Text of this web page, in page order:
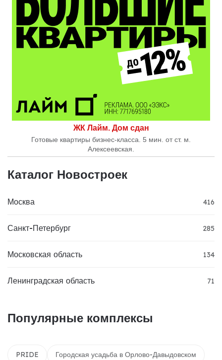
ЖК Лайм. Дом сдан
Готовые квартиры бизнес-класса. 5 мин. от ст. м.
Алексеевская.
Каталог Новостроек
Москва 416
Санкт-Петербург 285
Московская область 134
Ленинградская область 71
Популярные комплексы
PRIDE Городская усадьба в Орлово-Давыдовском